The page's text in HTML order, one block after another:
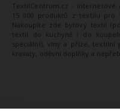
TextilCentrum.cz - internetové
15 000 produktů z textilu pro
Nakoupíte zde bytový textil
textil do kuchyně i do
speciální), vlny a příze, textilní
kravaty, oděvní doplňky a